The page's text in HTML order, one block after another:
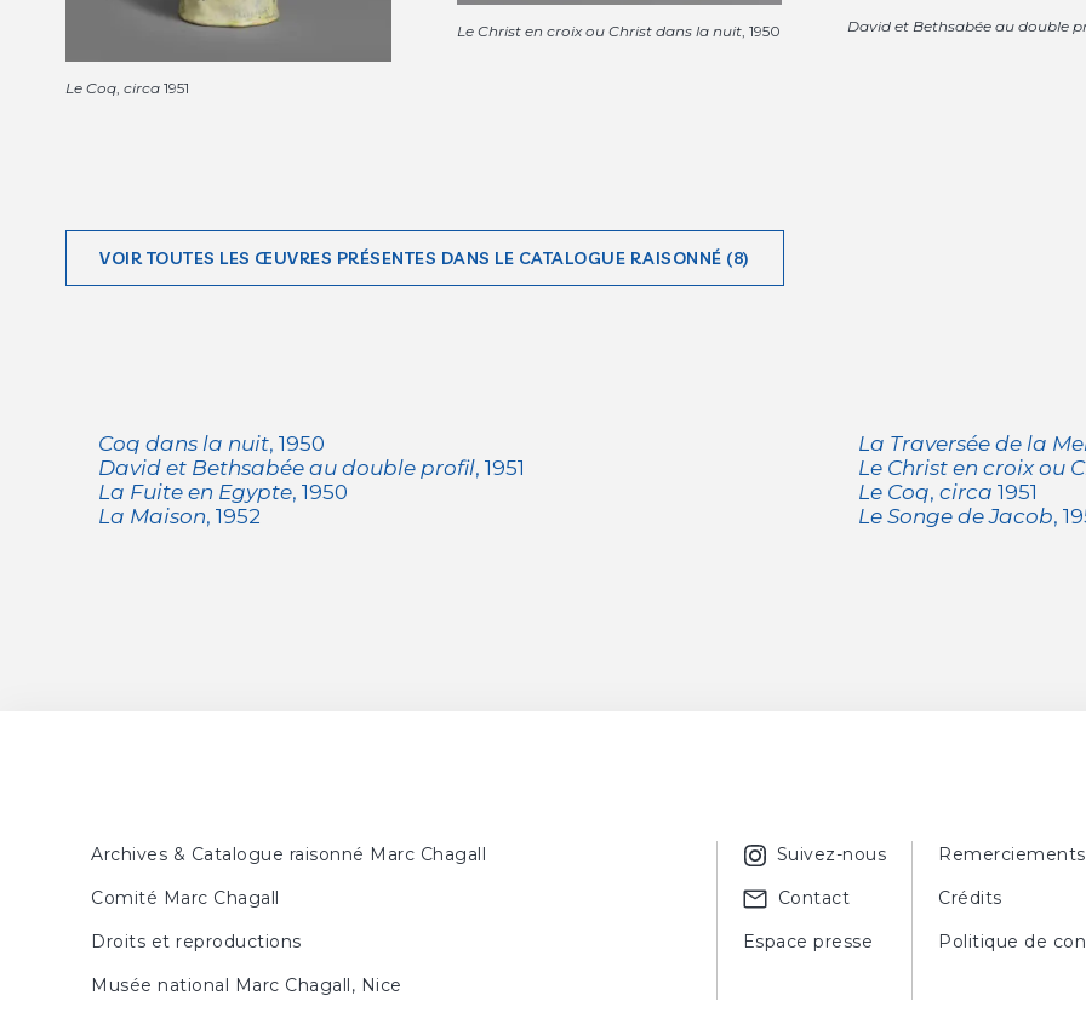
Le Coq, circa 1951
Le Christ en croix ou Christ dans la nuit, 1950 David et Bethsabée au double
VOIR TOUTES LES ŒUVRES PRÉSENTES DANS LE CATALOGUE RAISONNÉ (8)
Coq dans la nuit, 1950
David et Bethsabée au double profil, 1951
La Fuite en Egypte, 1950
La Maison, 1952
La Traversée de la
Le Christ en croix ou
Le Coq, circa 1951
Le Songe de Jacob,
Archives & Catalogue raisonné Marc Chagall
Comité Marc Chagall
Droits et reproductions
Musée national Marc Chagall, Nice
Suivez-nous
Contact
Espace presse
Remerciements
Crédits
Politique de